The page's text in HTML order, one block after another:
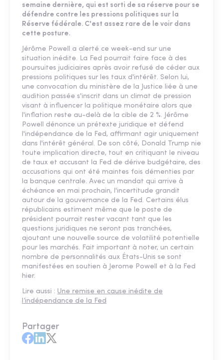
semaine dernière, qui est sorti de sa réserve pour se
défendre contre les pressions politiques sur la
Réserve fédérale. C'est assez rare de le voir dans
cette posture.
Jérôme Powell a alerté ce week-end sur une
situation inédite. La Fed pourrait faire face à des
poursuites judiciaires après avoir refusé de céder aux
pressions politiques sur les taux d'intérêt. Selon lui,
une convocation du ministère de la Justice liée à une
audition passée s'inscrit dans un climat de pression
visant à influencer la politique monétaire alors que
l'inflation reste au-delà de la cible de 2 %. Jérôme
Powell dénonce un prétexte juridique et défend
l'indépendance de la Fed, affirmant agir uniquement
dans l'intérêt général. De son côté, Donald Trump nie
toute implication directe, tout en critiquant le niveau
de taux et accusant la Fed de dérive budgétaire, des
accusations qui ont été maintes fois démenties par
la banque centrale. Avec un mandat qui arrive à
échéance en mai prochain, l'incertitude grandit
autour de la gouvernance de la Fed. Certains élus
républicains estiment même que le poste de
président pourrait rester vacant tant que les
questions juridiques ne seront pas tranchées,
ajoutant une nouvelle source de volatilité potentielle
pour les marchés. Fait important à noter, un certain
nombre de personnalités aux États-Unis se sont
manifestées en soutien à Jerome Powell et à la Fed
hier.
Lire aussi : Une remise en cause inédite de
l’indépendance de la Fed
Partager